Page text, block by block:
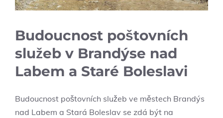
Budoucnost poštovních
služeb v Brandýse nad
Labem a Staré Boleslavi
Budoucnost poštovních služeb ve městech Brandýs
nad Labem a Stará Boleslav se zdá být na